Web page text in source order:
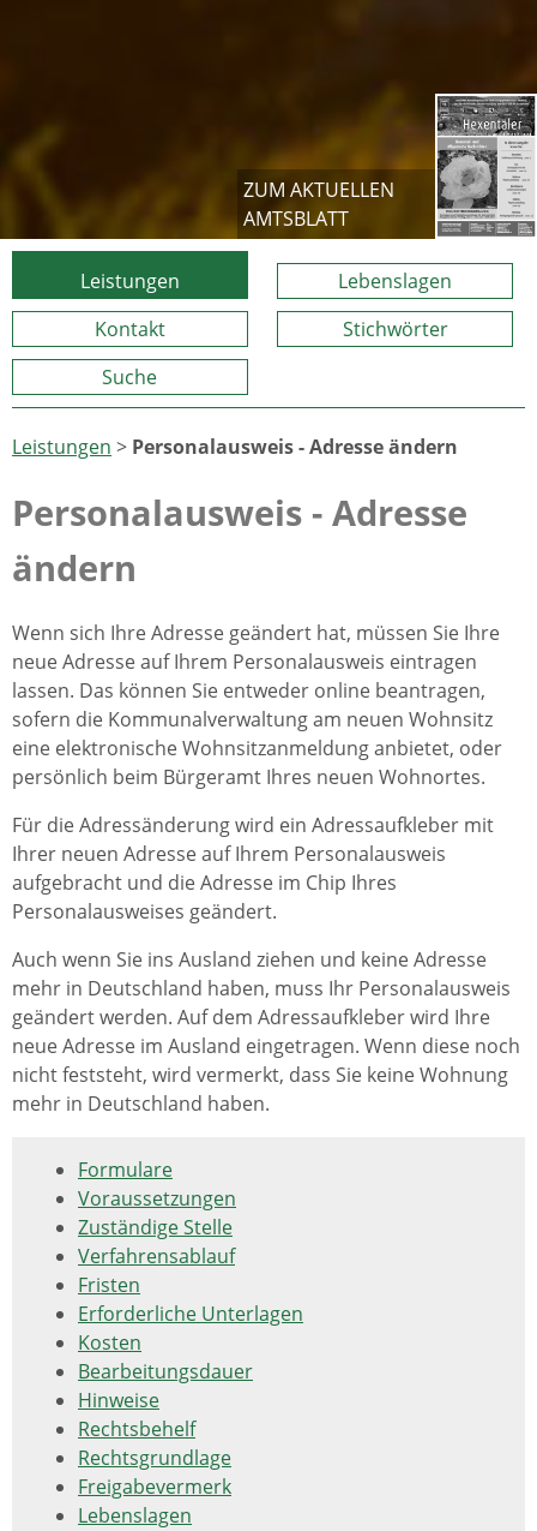
ZUM AKTUELLEN
AMTSBLATT
Leistungen
Lebenslagen
Kontakt
Stichwörter
Suche
Leistungen > Personalausweis - Adresse ändern
Personalausweis - Adresse
ändern
Wenn sich Ihre Adresse geändert hat, müssen Sie Ihre
neue Adresse auf Ihrem Personalausweis eintragen
lassen. Das können Sie entweder online beantragen,
sofern die Kommunalverwaltung am neuen Wohnsitz
eine elektronische Wohnsitzanmeldung anbietet, oder
persönlich beim Bürgeramt Ihres neuen Wohnortes.
Für die Adressänderung wird ein Adressaufkleber mit
Ihrer neuen Adresse auf Ihrem Personalausweis
aufgebracht und die Adresse im Chip Ihres
Personalausweises geändert.
Auch wenn Sie ins Ausland ziehen und keine Adresse
mehr in Deutschland haben, muss Ihr Personalausweis
geändert werden. Auf dem Adressaufkleber wird Ihre
neue Adresse im Ausland eingetragen. Wenn diese noch
nicht feststeht, wird vermerkt, dass Sie keine Wohnung
mehr in Deutschland haben.
Formulare
Voraussetzungen
Zuständige Stelle
Verfahrensablauf
Fristen
Erforderliche Unterlagen
Kosten
Bearbeitungsdauer
Hinweise
Rechtsbehelf
Rechtsgrundlage
Freigabevermerk
Lebenslagen